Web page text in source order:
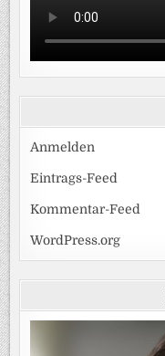
Anmelden
Eintrags-Feed
Kommentar-Feed
WordPress.org